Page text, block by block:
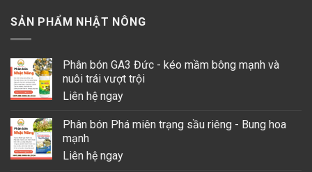
SẢN PHẨM NHẬT NÔNG
Phân bón GA3 Đức - kéo mầm bông mạnh và
nuôi trái vượt trội
Liên hệ ngay
Phân bón Phá miên trạng sầu riêng - Bung hoa
mạnh
Liên hệ ngay